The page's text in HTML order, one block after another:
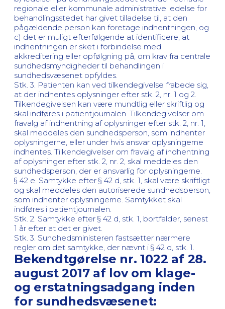
regionale eller kommunale administrative ledelse for
behandlingsstedet har givet tilladelse til, at den
pågældende person kan foretage indhentningen, og
c) det er muligt efterfølgende at identificere, at
indhentningen er sket i forbindelse med
akkreditering eller opfølgning på, om krav fra centrale
sundhedsmyndigheder til behandlingen i
sundhedsvæsenet opfyldes.
Stk. 3. Patienten kan ved tilkendegivelse frabede sig,
at der indhentes oplysninger efter stk. 2, nr. 1 og 2.
Tilkendegivelsen kan være mundtlig eller skriftlig og
skal indføres i patientjournalen. Tilkendegivelser om
fravalg af indhentning af oplysninger efter stk. 2, nr. 1,
skal meddeles den sundhedsperson, som indhenter
oplysningerne, eller under hvis ansvar oplysningerne
indhentes. Tilkendegivelser om fravalg af indhentning
af oplysninger efter stk. 2, nr. 2, skal meddeles den
sundhedsperson, der er ansvarlig for oplysningerne.
§ 42 e. Samtykke efter § 42 d, stk. 1, skal være skriftligt
og skal meddeles den autoriserede sundhedsperson,
som indhenter oplysningerne. Samtykket skal
indføres i patientjournalen.
Stk. 2. Samtykke efter § 42 d, stk. 1, bortfalder, senest
1 år efter at det er givet.
Stk. 3. Sundhedsministeren fastsætter nærmere
regler om det samtykke, der nævnt i § 42 d, stk. 1.
Bekendtgørelse nr. 1022 af 28.
august 2017 af lov om klage-
og erstatningsadgang inden
for sundhedsvæsenet: